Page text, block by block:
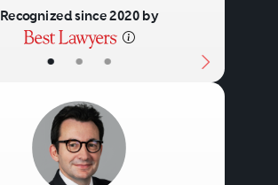
• • •
Recognized since 2020 by